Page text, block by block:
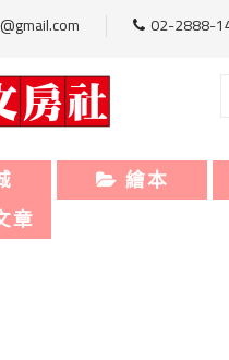
02-2888-
繪本
章